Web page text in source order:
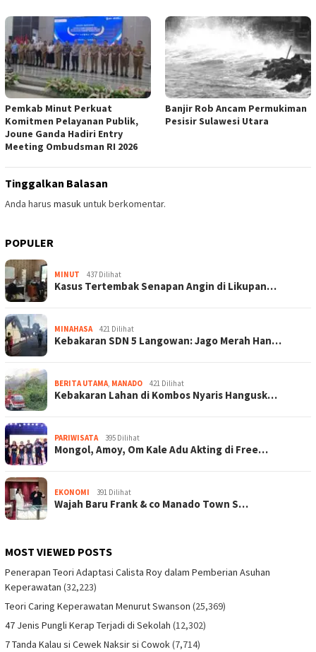
Pemkab Minut Perkuat
Komitmen Pelayanan Publik,
Joune Ganda Hadiri Entry
Meeting Ombudsman RI 2026
Banjir Rob Ancam Permukiman
Pesisir Sulawesi Utara
Tinggalkan Balasan
Anda harus masukuntuk berkomentar.
POPULER
MINUT 437 Dilihat
Kasus Tertembak Senapan Angin di Likupan…
MINAHASA 421 Dilihat
Kebakaran SDN 5 Langowan: Jago Merah Han…
BERITA UTAMA, MANADO 421 Dilihat
Kebakaran Lahan di Kombos Nyaris Hangusk…
PARIWISATA 395 Dilihat
Mongol, Amoy, Om Kale Adu Akting di Free…
EKONOMI 391 Dilihat
Wajah Baru Frank & co Manado Town S…
MOST VIEWED POSTS
Penerapan Teori Adaptasi Calista Roy dalam Pemberian Asuhan
Keperawatan (32,223)
Teori Caring Keperawatan Menurut Swanson (25,369)
47 Jenis Pungli Kerap Terjadi di Sekolah (12,302)
7 Tanda Kalau si Cewek Naksir si Cowok(7,714)